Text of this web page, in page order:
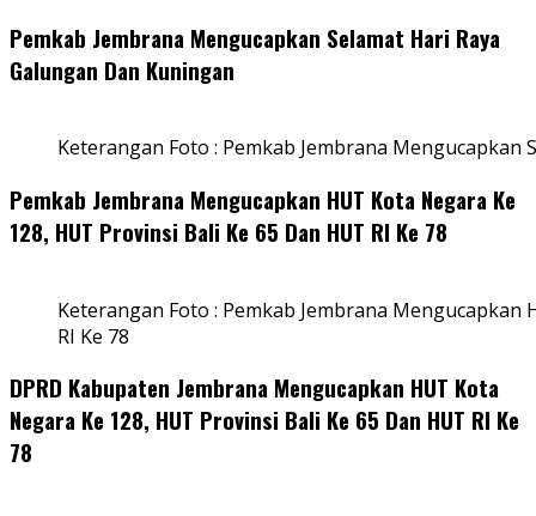
Pemkab Jembrana Mengucapkan Selamat Hari Raya
Galungan Dan Kuningan
Keterangan Foto : Pemkab Jembrana Mengucapkan
Pemkab Jembrana Mengucapkan HUT Kota Negara Ke
128, HUT Provinsi Bali Ke 65 Dan HUT RI Ke 78
Keterangan Foto : Pemkab Jembrana Mengucapkan
RI Ke 78
DPRD Kabupaten Jembrana Mengucapkan HUT Kota
Negara Ke 128, HUT Provinsi Bali Ke 65 Dan HUT RI Ke
78